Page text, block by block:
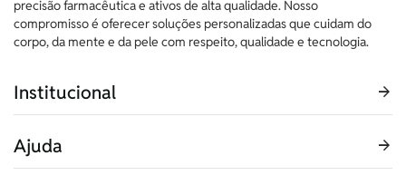
precisão farmacêutica e ativos de alta qualidade. Nosso
compromisso é oferecer soluções personalizadas que cuidam do
corpo, da mente e da pele com respeito, qualidade e tecnologia.
Institucional
Ajuda